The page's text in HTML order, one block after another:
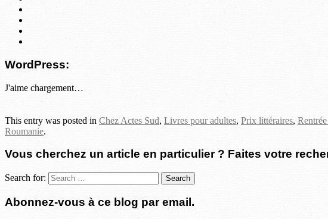
WordPress:
J'aime chargement…
This entry was posted in Chez Actes Sud, Livres pour adultes, Prix littéraires,
Roumanie.
Vous cherchez un article en particulier ? Faites votre
Search for:
Abonnez-vous à ce blog par email.